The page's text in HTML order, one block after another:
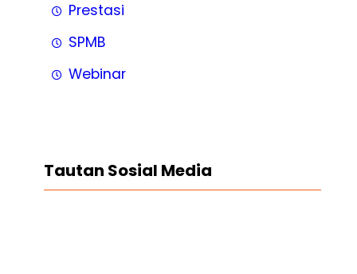
Prestasi
SPMB
Webinar
Tautan Sosial Media